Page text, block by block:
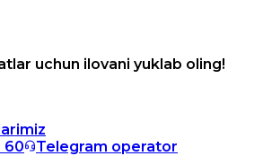
uchun ilovani yuklab oling!
60
Telegram operator